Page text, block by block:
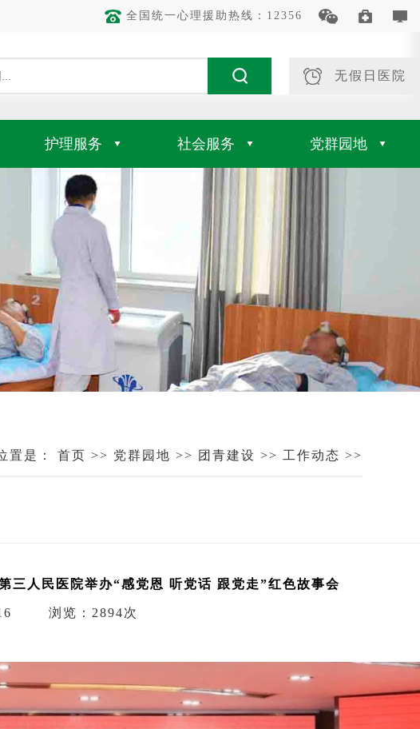
全国统一心理援助热线：12356
无假日医院
护理服务 社会服务 党群园地
置是： 首页 >> 党群园地 >> 团青建设 >> 工作动态 >>
人民医院举办“感党恩 听党话 跟党走”红色故事会
浏览：2894次